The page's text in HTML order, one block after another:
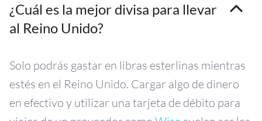
¿Cuál es la mejor divisa para llevar
al Reino Unido?
Solo podrás gastar en libras esterlinas mientras
estés en el Reino Unido. Cargar algo de dinero
en efectivo y utilizar una tarjeta de débito para